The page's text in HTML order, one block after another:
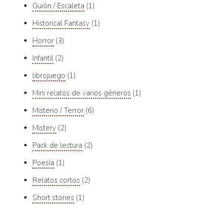
Guión / Escaleta 1
Historical Fantasy 1
Horror 3
Infantil 2
librojuego 1
Mini relatos de varios géneros 1
Misterio / Terror 6
Mistery 2
Pack de lectura 2
Poesía 1
Relatos cortos 2
Short stories 1